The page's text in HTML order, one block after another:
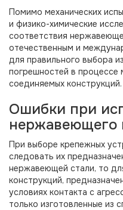
Помимо механических
и физико-химические
соответствия
отечественным и
для правильного выбора
погрешностей в процессе
соединяемых
Ошибки при
нержавеющего
При выборе крепежных
следовать их
нержавеющей стали, то
конструкций,
условиях контакта с
только изготовленные из